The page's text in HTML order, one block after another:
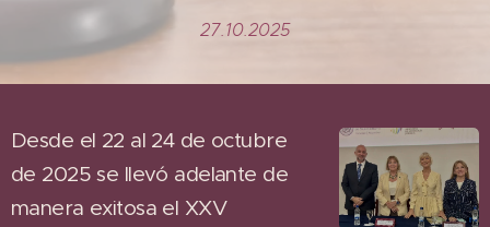
27.10.2025
Desde el 22 al 24 de octubre
de 2025 se llevó adelante de
manera exitosa el XXV